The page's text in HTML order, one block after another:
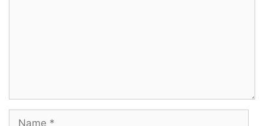
Appa paathadhu onna
Katta thaavani pulla
Name